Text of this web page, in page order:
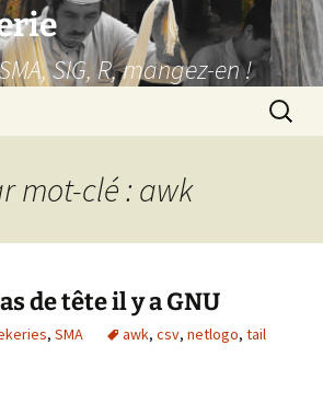
SIG, R, mangez-en !
mot-clé : awk
de tête il y a GNU
, SMA awk, csv, netlogo, tail